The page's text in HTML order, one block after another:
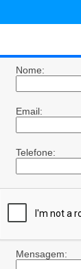
Nome:
Email:
Telefone:
Mensagem: